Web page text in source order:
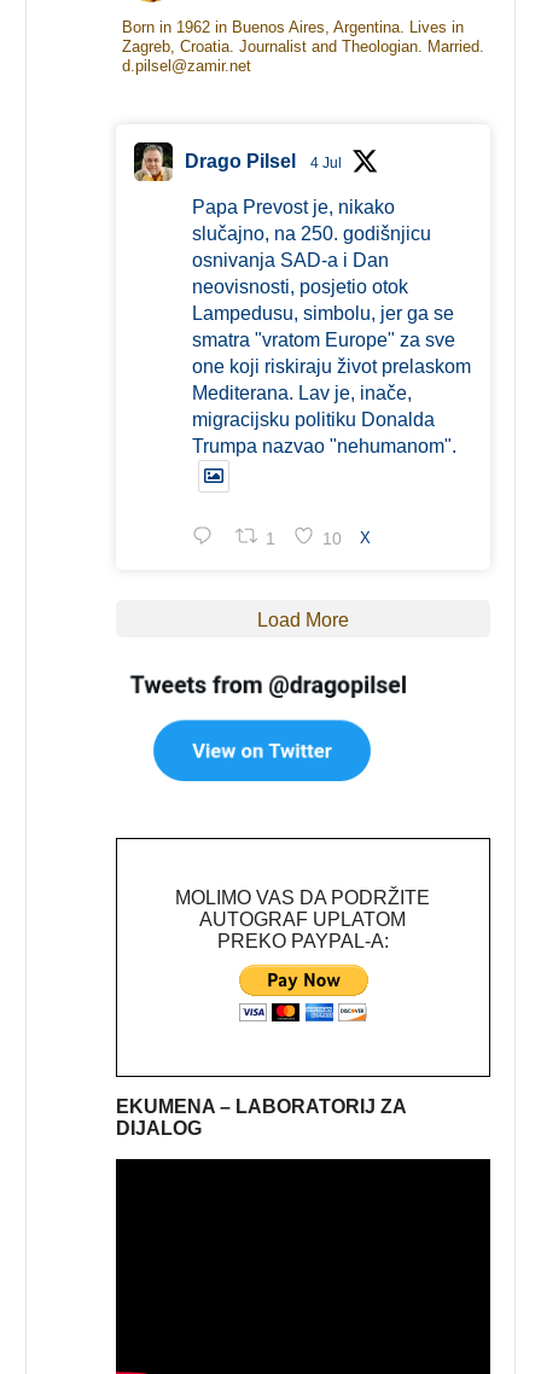
Born in 1962 in Buenos Aires, Argentina. Lives in
Zagreb, Croatia. Journalist and Theologian. Married.
d.pilsel@zamir.net
Drago Pilsel 4 Jul
Papa Prevost je, nikako
slučajno, na 250. godišnjicu
osnivanja SAD-a i Dan
neovisnosti, posjetio otok
Lampedusu, simbolu, jer ga se
smatra "vratom Europe" za sve
one koji riskiraju život prelaskom
Mediterana. Lav je, inače,
migracijsku politiku Donalda
Trumpa nazvao "nehumanom".
1 10 X
Load More
MOLIMO VAS DA PODRŽITE
AUTOGRAF UPLATOM
PREKO PAYPAL-A:
EKUMENA – LABORATORIJ ZA
DIJALOG